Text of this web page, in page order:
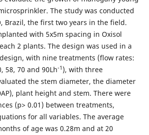
The study was conducted
Brazil, the first two years in the field.
with 5x5m spacing in Oxisol
2 plants. The design was used in a
with nine treatments (flow rates:
58, 70 and 90Lh-1 ), with three
the stem diameter, the diameter
plant height and stem. There were
(p> 0.01) between treatments,
for all variables. The average
of age was 0.28m and at 20